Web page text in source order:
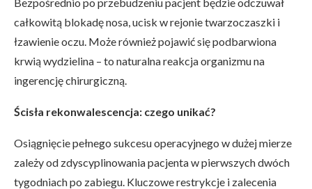
Bezpośrednio po przebudzeniu pacjent będzie odczuwał
całkowitą blokadę nosa, ucisk w rejonie twarzoczaszki i
łzawienie oczu. Może również pojawić się podbarwiona
krwią wydzielina – to naturalna reakcja organizmu na
ingerencję chirurgiczną.
Ścisła rekonwalescencja: czego unikać?
Osiągnięcie pełnego sukcesu operacyjnego w dużej mierze
zależy od zdyscyplinowania pacjenta w pierwszych dwóch
tygodniach po zabiegu. Kluczowe restrykcje i zalecenia